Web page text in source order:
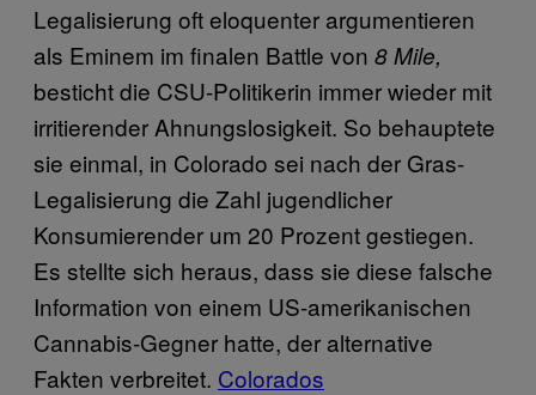
Legalisierung oft eloquenter argumentieren
als Eminem im finalen Battle von 8 Mile,
besticht die CSU-Politikerin immer wieder mit
irritierender Ahnungslosigkeit. So behauptete
sie einmal, in Colorado sei nach der Gras-
Legalisierung die Zahl jugendlicher
Konsumierender um 20 Prozent gestiegen.
Es stellte sich heraus, dass sie diese falsche
Information von einem US-amerikanischen
Cannabis-Gegner hatte, der alternative
Fakten verbreitet. Colorados